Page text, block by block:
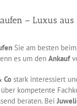
– Luxus aus
Sie am besten
es um den Ankauf
Co stark interessiert
kompetente
beraten. Bei